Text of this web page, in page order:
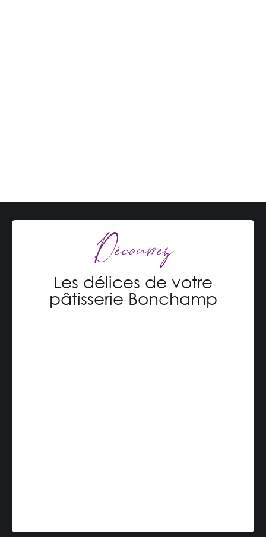
Découvrez
Les délices de votre
pâtisserie Bonchamp